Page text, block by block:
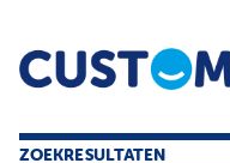
Home Opinie
ZOEKRESULTATEN